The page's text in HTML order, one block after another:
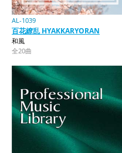
AL-1039
百花繚乱 HYAKKARYORAN
和風
全20曲